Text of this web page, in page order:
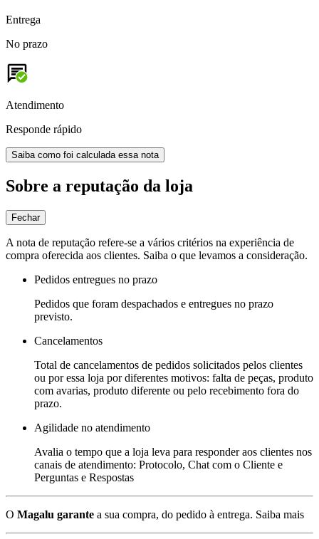
Entrega
No prazo
Atendimento
Responde rápido
Saiba como foi calculada essa nota
Sobre a reputação da loja
Fechar
A nota de reputação refere-se a vários critérios na experiência de
compra oferecida aos clientes. Saiba o que levamos a consideração.
Pedidos entregues no prazo
Pedidos que foram despachados e entregues no prazo
previsto.
Cancelamentos
Total de cancelamentos de pedidos solicitados pelos clientes
ou por essa loja por diferentes motivos: falta de peças, produto
com avarias, produto diferente ou pelo recebimento fora do
prazo.
Agilidade no atendimento
Avalia o tempo que a loja leva para responder aos clientes nos
canais de atendimento: Protocolo, Chat com o Cliente e
Perguntas e Respostas
O Magalu garante a sua compra, do pedido à entrega. Saiba mais